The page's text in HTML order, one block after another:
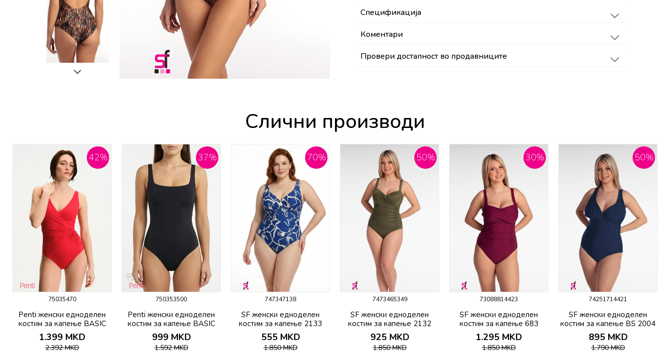
Спецификација
Коментари
Провери достапност во продавниците
Слични производи
42%
75035470
Penti женски едноделен
костим за капење BASIC
TWIST CORSET SUIT
1.399 MKD
2.392MKD
37%
750353500
Penti женски едноделен
костим за капење BASIC
NECK OPENING SUIT
999 MKD
1.592MKD
70%
747347138
SF женски едноделен
костим за капење 2133
555 MKD
1.850MKD
50%
7473465349
SF женски едноделен
костим за капење 2132
925 MKD
1.850MKD
30%
73088814423
SF женски едноделен
костим за капење 683
1.295 MKD
1.850MKD
50%
74251714421
SF женски едноделен
костим за капење BS 2004
895 MKD
1.790MKD